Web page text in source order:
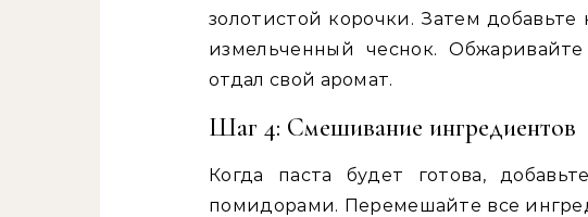
золотистой корочки. Затем
измельченный чеснок.
отдал свой аромат.
Шаг 4: Смешивание ингредиентов
Когда паста будет готова,
помидорами. Перемешайте все